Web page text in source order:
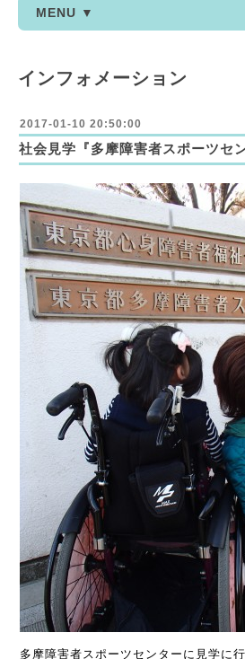
MENU ▼
インフォメーション
2017-01-10 20:50:00
社会見学『多摩障害者スポーツセ
多摩障害者スポーツセンターに見学に